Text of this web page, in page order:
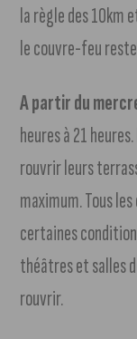
la règle des 10km
le couvre-feu
A partir du
heures à 21
rouvrir leurs
maximum. Tous
certaines
théâtres et salles
rouvrir.